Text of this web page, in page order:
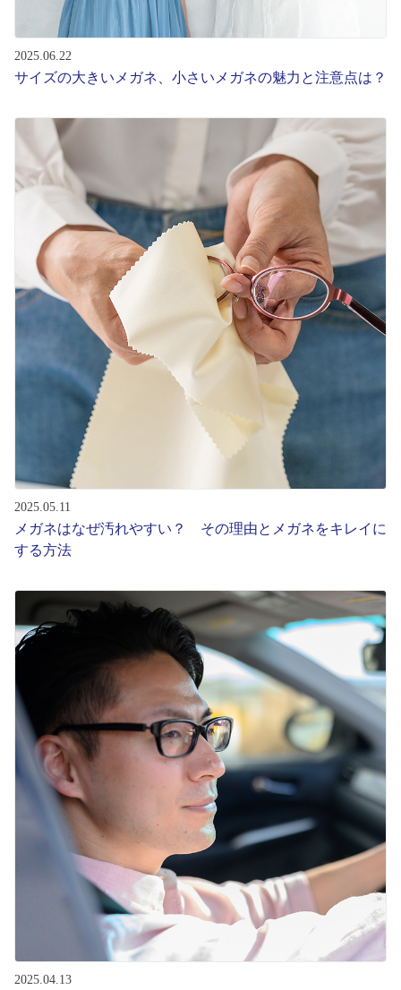
2025.06.22
サイズの大きいメガネ、小さいメガネの魅力と注意点は？
2025.05.11
メガネはなぜ汚れやすい？ その理由とメガネをキレイに
する方法
2025.04.13